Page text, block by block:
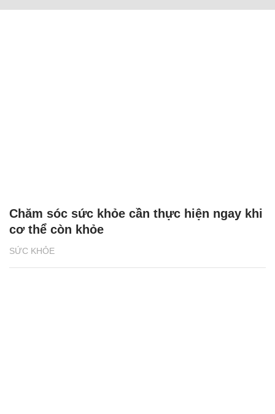
SỨC KHỎE
Chăm sóc sức khỏe cần thực hiện ngay khi
cơ thể còn khỏe